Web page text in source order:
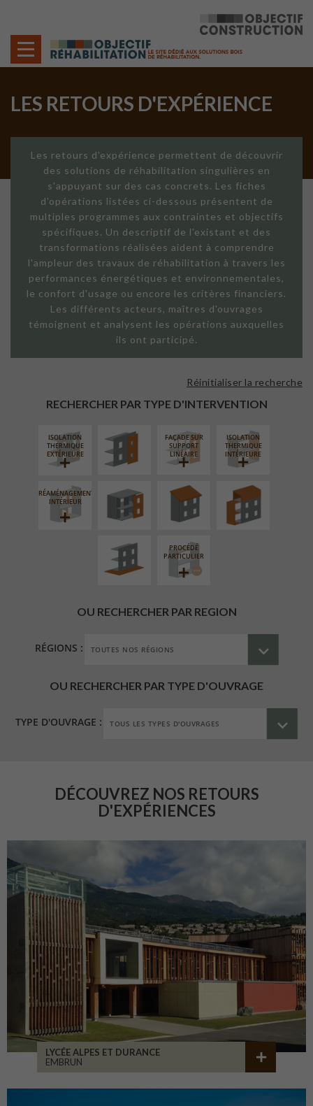
LES RETOURS D'EXPÉRIENCE
Les retours d'expérience permettent de découvrir
des solutions de réhabilitation singulières en
s'appuyant sur des cas concrets. Les fiches
d'opérations listées ci-dessous présentent de
multiples programmes aux contraintes et objectifs
spécifiques. Un descriptif de l'existant et des
transformations réalisées aident à comprendre
l'ampleur des travaux de réhabilitation à travers les
performances énergétiques et environnementales,
le confort d'usage ou encore les critères financiers.
Les différents acteurs, maîtres d'ouvrages
témoignent et analysent les opérations auxquelles
ils ont participé.
RECHERCHER PAR TYPE D'INTERVENTION
Réinitialiser la recherche
ISOLATION
THERMIQUE
EXTÉRIEURE
FAÇADE SUR
SUPPORT
LINÉAIRE
ISOLATION
THERMIQUE
INTÉRIEURE
RÉAMÉNAGEMENT
INTÉRIEUR
FERMETURE
LOGGIAS
RÉFECTION DES
TOITURES
SURÉLÉVATION
EXTENSION
AMÉNAGEMENT
EXTÉRIEUR
PROCÉDÉ
PARTICULIER
OU RECHERCHER PAR REGION
RÉGIONS :
OU RECHERCHER PAR TYPE D'OUVRAGE
TYPE D'OUVRAGE :
DÉCOUVREZ NOS RETOURS
D'EXPÉRIENCES
LYCÉE ALPES ET DURANCE
EMBRUN